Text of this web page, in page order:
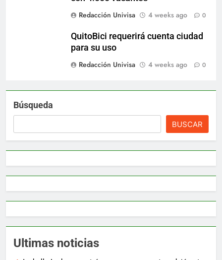
Redacción Univisa
4 weeks ago 0
QuitoBici requerirá cuenta ciudad
para su uso
Redacción Univisa
4 weeks ago 0
Búsqueda
BUSCAR
Ultimas noticias